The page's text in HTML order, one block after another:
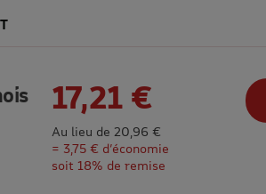
17,21 €
Au lieu de 20,96 €
= 3,75 € d’économie
soit 18% de remise